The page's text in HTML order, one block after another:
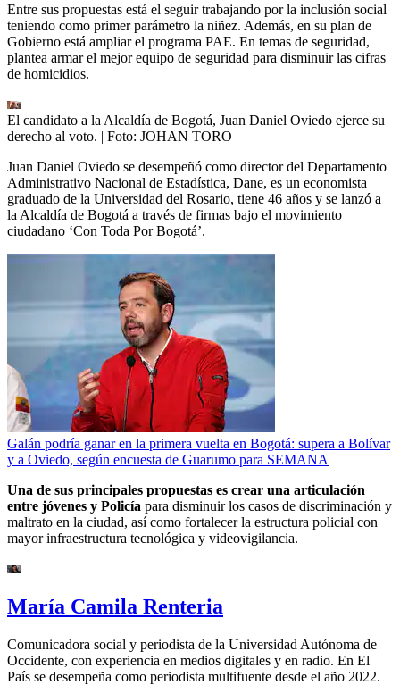
Entre sus propuestas está el seguir trabajando por la inclusión social
teniendo como primer parámetro la niñez. Además, en su plan de
Gobierno está ampliar el programa PAE. En temas de seguridad,
plantea armar el mejor equipo de seguridad para disminuir las cifras
de homicidios.
El candidato a la Alcaldía de Bogotá, Juan Daniel Oviedo ejerce su
derecho al voto. | Foto: JOHAN TORO
Juan Daniel Oviedo se desempeñó como director del Departamento
Administrativo Nacional de Estadística, Dane, es un economista
graduado de la Universidad del Rosario, tiene 46 años y se lanzó a
la Alcaldía de Bogotá a través de firmas bajo el movimiento
ciudadano ‘Con Toda Por Bogotá’.
Galán podría ganar en la primera vuelta en Bogotá: supera a Bolívar
y a Oviedo, según encuesta de Guarumo para SEMANA
Una de sus principales propuestas es crear una articulación
entre jóvenes y Policía para disminuir los casos de discriminación y
maltrato en la ciudad, así como fortalecer la estructura policial con
mayor infraestructura tecnológica y videovigilancia.
María Camila Renteria
Comunicadora social y periodista de la Universidad Autónoma de
Occidente, con experiencia en medios digitales y en radio. En El
País se desempeña como periodista multifuente desde el año 2022.